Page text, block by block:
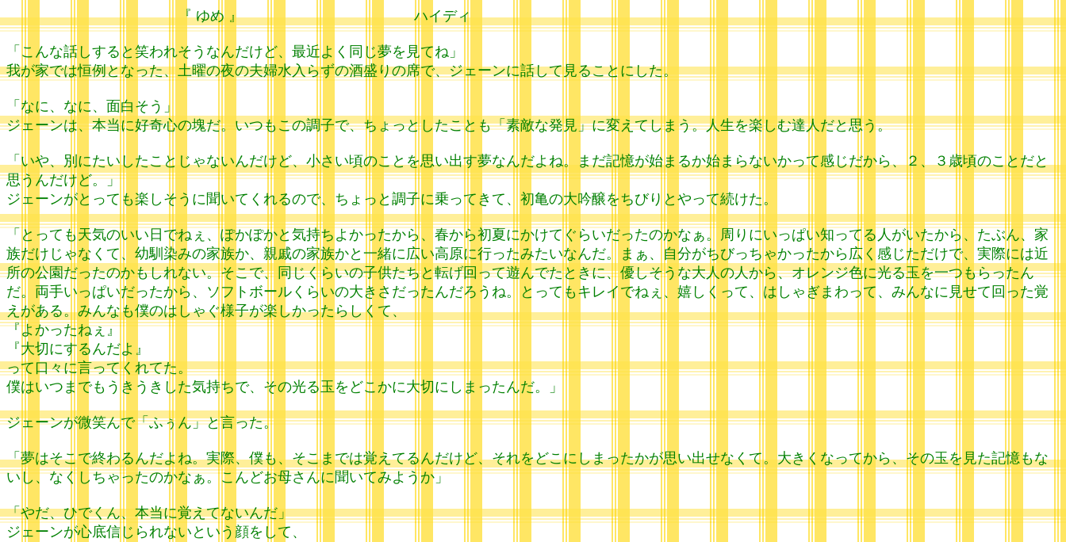
『 ゆめ 』ハイディ
「こんな話しすると笑われそうなんだけど、最近よく同じ夢を見てね」
我が家では恒例となった、土曜の夜の夫婦水入らずの酒盛りの席で、ジェーンに話して見ることにした。
「なに、なに、面白そう」
ジェーンは、本当に好奇心の塊だ。いつもこの調子で、ちょっとしたことも「素敵な発見」に変えてしまう。人生を楽しむ達人だと思う。
「いや、別にたいしたことじゃないんだけど、小さい頃のことを思い出す夢なんだよね。まだ記憶が始まるか始まらないかって感じだから、２、３歳頃のことだと
思うんだけど。」
ジェーンがとっても楽しそうに聞いてくれるので、ちょっと調子に乗ってきて、初亀の大吟醸をちびりとやって続けた。
「とっても天気のいい日でねぇ、ぽかぽかと気持ちよかったから、春から初夏にかけてぐらいだったのかなぁ。周りにいっぱい知ってる人がいたから、たぶん、家
族だけじゃなくて、幼馴染みの家族か、親戚の家族かと一緒に広い高原に行ったみたいなんだ。まぁ、自分がちびっちゃかったから広く感じただけで、実際には近
所の公園だったのかもしれない。そこで、同じくらいの子供たちと転げ回って遊んでたときに、優しそうな大人の人から、オレンジ色に光る玉を一つもらったん
だ。両手いっぱいだったから、ソフトボールくらいの大きさだったんだろうね。とってもキレイでねぇ、嬉しくって、はしゃぎまわって、みんなに見せて回った覚
えがある。みんなも僕のはしゃぐ様子が楽しかったらしくて、
『よかったねぇ』
『大切にするんだよ』
って口々に言ってくれてた。
僕はいつまでもうきうきした気持ちで、その光る玉をどこかに大切にしまったんだ。」
ジェーンが微笑んで「ふぅん」と言った。
「夢はそこで終わるんだよね。実際、僕も、そこまでは覚えてるんだけど、それをどこにしまったかが思い出せなくて。大きくなってから、その玉を見た記憶もな
いし、なくしちゃったのかなぁ。こんどお母さんに聞いてみようか」
「やだ、ひでくん、本当に覚えてないんだ」
ジェーンが心底信じられないという顔をして、